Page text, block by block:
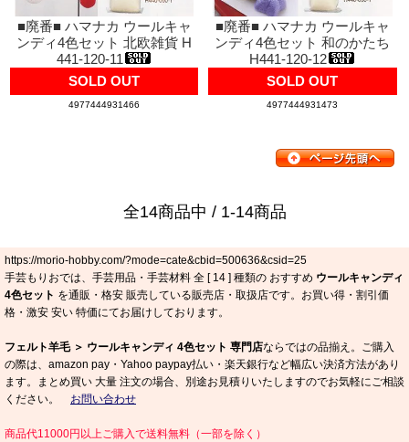
■廃番■ ハマナカ ウールキャ
ンディ4色セット 北欧雑貨 H
441-120-11
SOLD OUT
4977444931466
■廃番■ ハマナカ ウールキャ
ンディ4色セット 和のかたち
H441-120-12
SOLD OUT
4977444931473
全14商品中 / 1-14商品
https://morio-hobby.com/?mode=cate&cbid=500636&csid=25
手芸もりおでは、手芸用品・手芸材料 全 [ 14 ] 種類の おすすめ ウールキャンディ
4色セット を通販・格安 販売している販売店・取扱店です。お買い得・割引価
格・激安 安い 特価にてお届けしております。
フェルト羊毛 ＞ ウールキャンディ 4色セット 専門店ならではの品揃え。ご購入
の際は、amazon pay・Yahoo paypay払い・楽天銀行など幅広い決済方法があり
ます。まとめ買い 大量 注文の場合、別途お見積りいたしますのでお気軽にご相談
ください。 お問い合わせ
商品代11000円以上ご購入で送料無料（一部を除く）